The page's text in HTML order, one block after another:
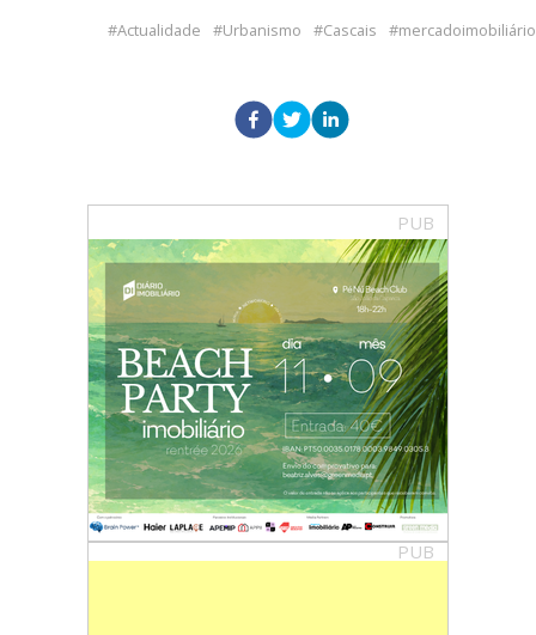
Actualidade Urbanismo Cascais mercadoimobiliário
PUB
PUB